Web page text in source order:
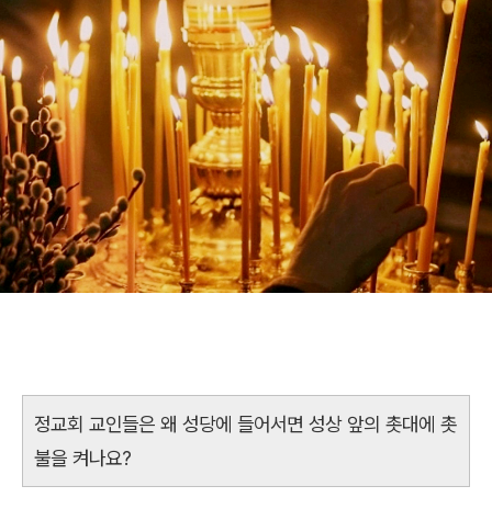
정교회 교인들은 왜 성당에 들어서면 성상 앞의 촛대에 촛
불을 켜나요?